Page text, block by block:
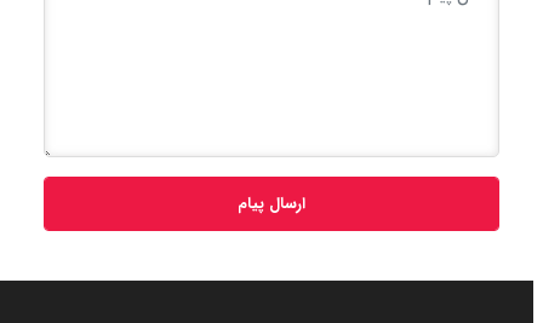
ارسال پیام